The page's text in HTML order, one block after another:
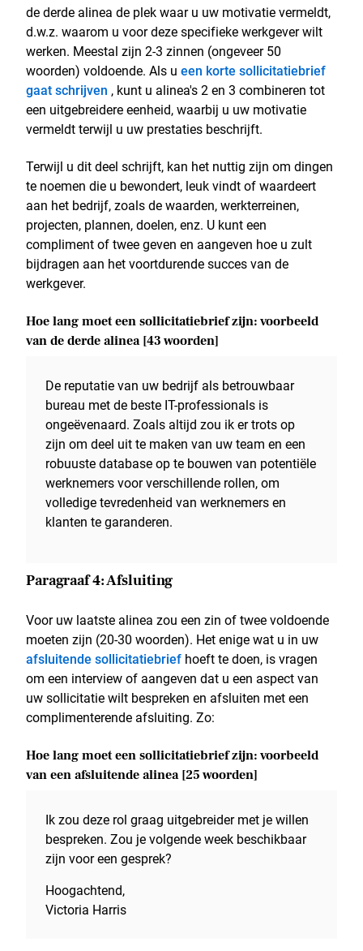
de derde alinea de plek waar u uw motivatie vermeldt,
d.w.z. waarom u voor deze specifieke werkgever wilt
werken. Meestal zijn 2-3 zinnen (ongeveer 50
woorden) voldoende. Als u een korte sollicitatiebrief
gaat schrijven , kunt u alinea's 2 en 3 combineren tot
een uitgebreidere eenheid, waarbij u uw motivatie
vermeldt terwijl u uw prestaties beschrijft.
Terwijl u dit deel schrijft, kan het nuttig zijn om dingen
te noemen die u bewondert, leuk vindt of waardeert
aan het bedrijf, zoals de waarden, werkterreinen,
projecten, plannen, doelen, enz. U kunt een
compliment of twee geven en aangeven hoe u zult
bijdragen aan het voortdurende succes van de
werkgever.
Hoe lang moet een sollicitatiebrief zijn: voorbeeld
van de derde alinea [43 woorden]
De reputatie van uw bedrijf als betrouwbaar
bureau met de beste IT-professionals is
ongeëvenaard. Zoals altijd zou ik er trots op
zijn om deel uit te maken van uw team en een
robuuste database op te bouwen van potentiële
werknemers voor verschillende rollen, om
volledige tevredenheid van werknemers en
klanten te garanderen.
Paragraaf 4: Afsluiting
Voor uw laatste alinea zou een zin of twee voldoende
moeten zijn (20-30 woorden). Het enige wat u in uw
afsluitende sollicitatiebrief hoeft te doen, is vragen
om een interview of aangeven dat u een aspect van
uw sollicitatie wilt bespreken en afsluiten met een
complimenterende afsluiting. Zo:
Hoe lang moet een sollicitatiebrief zijn: voorbeeld
van een afsluitende alinea [25 woorden]
Ik zou deze rol graag uitgebreider met je willen
bespreken. Zou je volgende week beschikbaar
zijn voor een gesprek?
Hoogachtend,
Victoria Harris